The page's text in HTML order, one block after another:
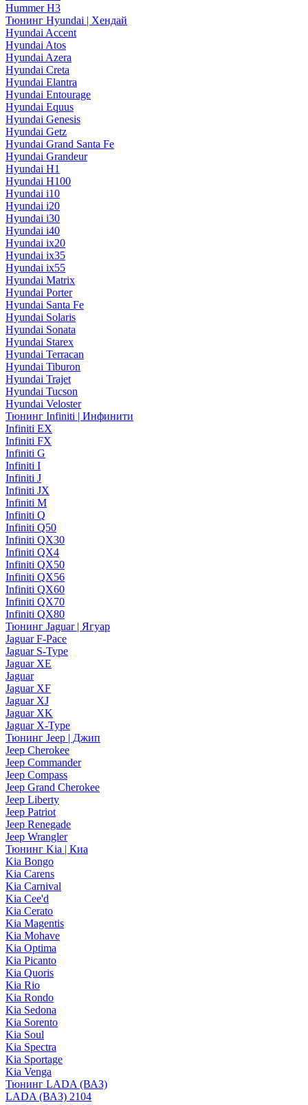
Hummer H3
Тюнинг Hyundai | Хендай
Hyundai Accent
Hyundai Atos
Hyundai Azera
Hyundai Creta
Hyundai Elantra
Hyundai Entourage
Hyundai Equus
Hyundai Genesis
Hyundai Getz
Hyundai Grand Santa Fe
Hyundai Grandeur
Hyundai H1
Hyundai H100
Hyundai i10
Hyundai i20
Hyundai i30
Hyundai i40
Hyundai ix20
Hyundai ix35
Hyundai ix55
Hyundai Matrix
Hyundai Porter
Hyundai Santa Fe
Hyundai Solaris
Hyundai Sonata
Hyundai Starex
Hyundai Terracan
Hyundai Tiburon
Hyundai Trajet
Hyundai Tucson
Hyundai Veloster
Тюнинг Infiniti | Инфинити
Infiniti EX
Infiniti FX
Infiniti G
Infiniti I
Infiniti J
Infiniti JX
Infiniti M
Infiniti Q
Infiniti Q50
Infiniti QX30
Infiniti QX4
Infiniti QX50
Infiniti QX56
Infiniti QX60
Infiniti QX70
Infiniti QX80
Тюнинг Jaguar | Ягуар
Jaguar F-Pace
Jaguar S-Type
Jaguar XE
Jaguar
Jaguar XF
Jaguar XJ
Jaguar XK
Jaguar X-Type
Тюнинг Jeep | Джип
Jeep Cherokee
Jeep Commander
Jeep Compass
Jeep Grand Cherokee
Jeep Liberty
Jeep Patriot
Jeep Renegade
Jeep Wrangler
Тюнинг Kia | Киа
Kia Bongo
Kia Carens
Kia Carnival
Kia Cee'd
Kia Cerato
Kia Magentis
Kia Mohave
Kia Optima
Kia Picanto
Kia Quoris
Kia Rio
Kia Rondo
Kia Sedona
Kia Sorento
Kia Soul
Kia Spectra
Kia Sportage
Kia Venga
Тюнинг LADA (ВАЗ)
LADA (ВАЗ) 2104